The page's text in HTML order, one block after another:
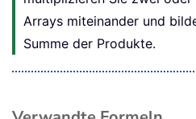
Arrays miteinander und
Summe der Produkte.